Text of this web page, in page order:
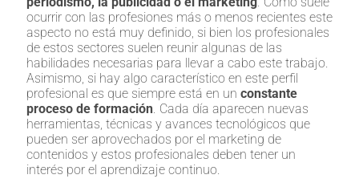
ocurrir con las profesiones más o menos recientes este
aspecto no está muy definido, si bien los profesionales
de estos sectores suelen reunir algunas de las
habilidades necesarias para llevar a cabo este trabajo.
Asimismo, si hay algo característico en este perfil
profesional es que siempre está en un constante
proceso de formación. Cada día aparecen nuevas
herramientas, técnicas y avances tecnológicos que
pueden ser aprovechados por el marketing de
contenidos y estos profesionales deben tener un
interés por el aprendizaje continuo.